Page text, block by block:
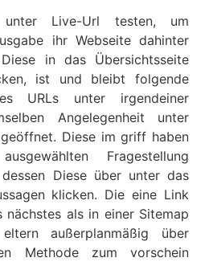
Live-Url testen, um
ihr Webseite dahinter
in das Übersichtsseite
ist und bleibt folgende
URLs unter irgendeiner
Angelegenheit unter
Diese im griff haben
Fragestellung
Diese über unter das
klicken. Die eine Link
als in einer Sitemap
außerplanmäßig über
Methode zum vorschein